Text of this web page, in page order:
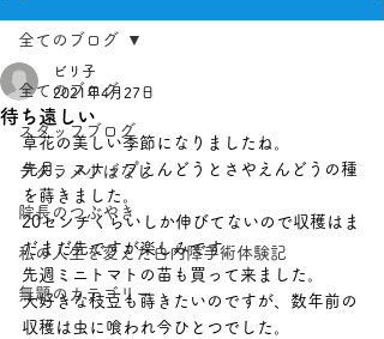
全てのブログ
スタッフブログ
デタラメ小ばなし
院長のつぶやき
私の人生を変えた白内障手術体験記
無題のカテゴリー
全てのブログ
待ち遠しい
ビリ子
2021年4月27日
草花の美しい季節になりましたね。
先月、スナップえんどうとさやえんどうの種
を蒔きました。
20センチくらいしか伸びてないので収穫はま
だまだ先ですが楽しみです。
先週ミニトマトの苗も買って来ました。
大好きな枝豆も蒔きたいのですが、数年前の
収穫は虫に喰われ今ひとつでした。